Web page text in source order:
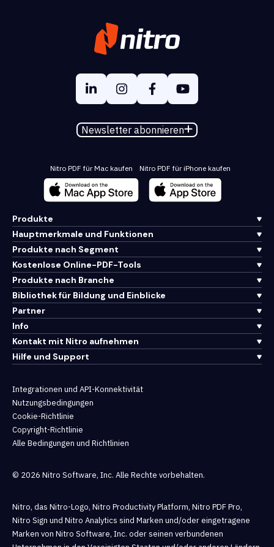
Newsletter abonnieren
Nitro PDF für Mac kaufen Nitro PDF für iPhone kaufen
Produkte
Hauptmerkmale und Funktionen
Produkte nach Segment
Kostenlose Online-PDF-Tools
Produkte nach Branche
Bibliothek für Bildung und Einblicke
Partner
Info
Kontakt mit Nitro aufnehmen
Hilfe und Support
Integrationen und API-Konnektivität
Nutzungsbedingungen
Cookie-Richtlinie
Copyright-Richtlinie
Alle Bedingungen und Richtlinien
© 2026 Nitro Software, Inc. Alle Rechte vorbehalten.
Nitro, das Nitro-Logo, Nitro Productivity Platform, Nitro PDF Pro,
Nitro Sign und Nitro Analytics sind Marken und/oder eingetragene
Marken von Nitro Software, Inc. oder seinen verbundenen